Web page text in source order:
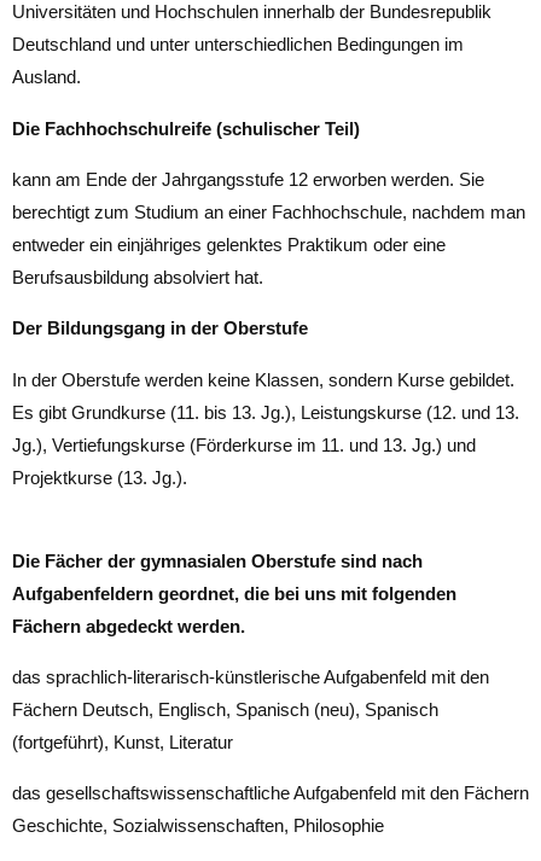
Universitäten und Hochschulen innerhalb der Bundesrepublik
Deutschland und unter unterschiedlichen Bedingungen im
Ausland.
Die Fachhochschulreife (schulischer Teil)
kann am Ende der Jahrgangsstufe 12 erworben werden. Sie
berechtigt zum Studium an einer Fachhochschule, nachdem man
entweder ein einjähriges gelenktes Praktikum oder eine
Berufsausbildung absolviert hat.
Der Bildungsgang in der Oberstufe
In der Oberstufe werden keine Klassen, sondern Kurse gebildet.
Es gibt Grundkurse (11. bis 13. Jg.), Leistungskurse (12. und 13.
Jg.), Vertiefungskurse (Förderkurse im 11. und 13. Jg.) und
Projektkurse (13. Jg.).
Die Fächer der gymnasialen Oberstufe sind nach
Aufgabenfeldern geordnet, die bei uns mit folgenden
Fächern abgedeckt werden.
das sprachlich-literarisch-künstlerische Aufgabenfeld mit den
Fächern Deutsch, Englisch, Spanisch (neu), Spanisch
(fortgeführt), Kunst, Literatur
das gesellschaftswissenschaftliche Aufgabenfeld mit den Fächern
Geschichte, Sozialwissenschaften, Philosophie